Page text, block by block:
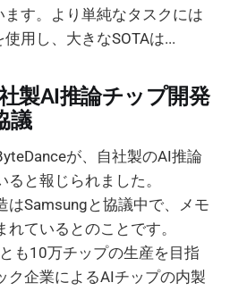
す。より単純なタスクには
用し、大きなSOTAは...
製AI推論チップ開発
議
が、自社製のAI推論
と報じられました。
はSamsungと協議中で、メモ
れているとのことです。
も10万チップの生産を目指
ク企業によるAIチップの内製